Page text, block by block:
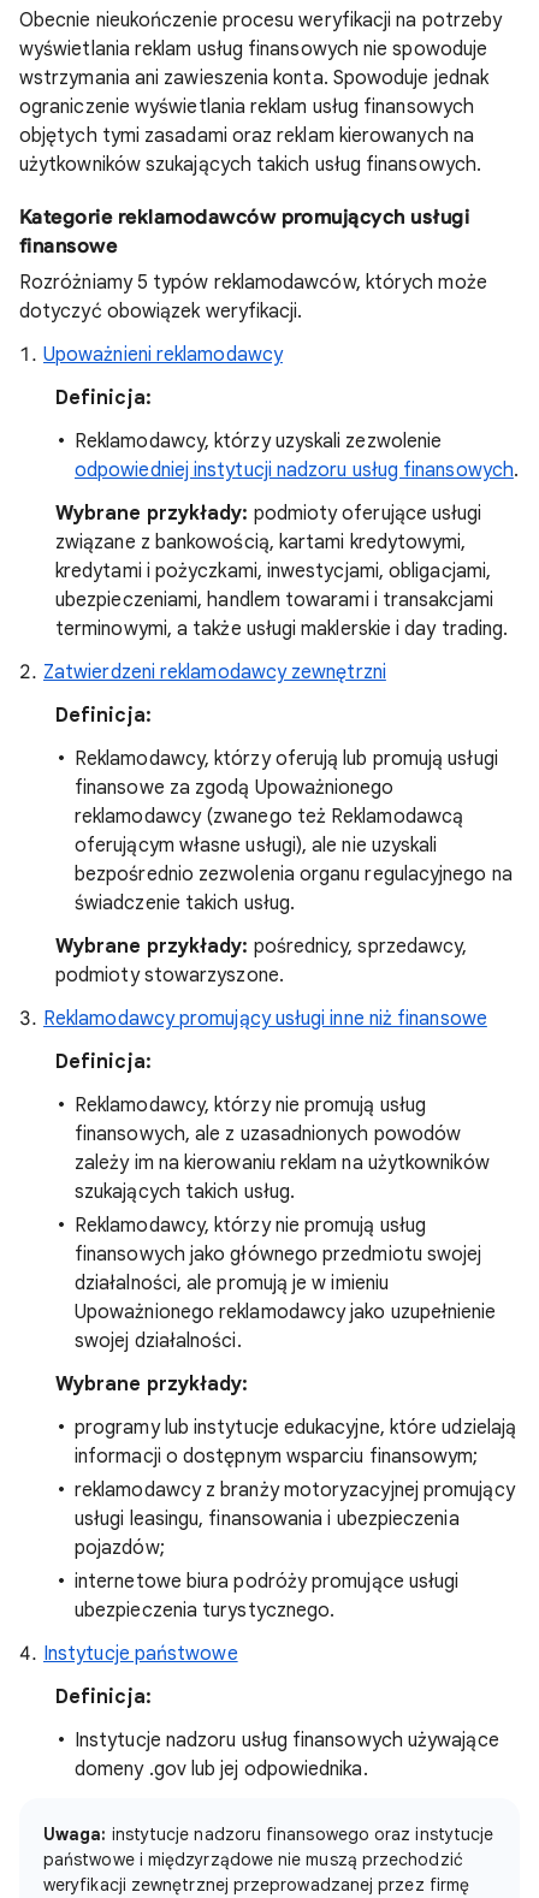
Obecnie nieukończenie procesu weryfikacji na potrzeby
wyświetlania reklam usług finansowych nie spowoduje
wstrzymania ani zawieszenia konta. Spowoduje jednak
ograniczenie wyświetlania reklam usług finansowych
objętych tymi zasadami oraz reklam kierowanych na
użytkowników szukających takich usług finansowych.
Kategorie reklamodawców promujących usługi
finansowe
Rozróżniamy 5 typów reklamodawców, których może
dotyczyć obowiązek weryfikacji.
Upoważnieni reklamodawcy
Definicja:
Reklamodawcy, którzy uzyskali zezwolenie
odpowiedniej instytucji nadzoru usług finansowych.
Wybrane przykłady: podmioty oferujące usługi
związane z bankowością, kartami kredytowymi,
kredytami i pożyczkami, inwestycjami, obligacjami,
ubezpieczeniami, handlem towarami i transakcjami
terminowymi, a także usługi maklerskie i day trading.
Zatwierdzeni reklamodawcy zewnętrzni
Definicja:
Reklamodawcy, którzy oferują lub promują usługi
finansowe za zgodą Upoważnionego
reklamodawcy (zwanego też Reklamodawcą
oferującym własne usługi), ale nie uzyskali
bezpośrednio zezwolenia organu regulacyjnego na
świadczenie takich usług.
Wybrane przykłady: pośrednicy, sprzedawcy,
podmioty stowarzyszone.
Reklamodawcy promujący usługi inne niż finansowe
Definicja:
Reklamodawcy, którzy nie promują usług
finansowych, ale z uzasadnionych powodów
zależy im na kierowaniu reklam na użytkowników
szukających takich usług.
Reklamodawcy, którzy nie promują usług
finansowych jako głównego przedmiotu swojej
działalności, ale promują je w imieniu
Upoważnionego reklamodawcy jako uzupełnienie
swojej działalności.
Wybrane przykłady:
programy lub instytucje edukacyjne, które udzielają
informacji o dostępnym wsparciu finansowym;
reklamodawcy z branży motoryzacyjnej promujący
usługi leasingu, finansowania i ubezpieczenia
pojazdów;
internetowe biura podróży promujące usługi
ubezpieczenia turystycznego.
Instytucje państwowe
Definicja:
Instytucje nadzoru usług finansowych używające
domeny .gov lub jej odpowiednika.
Uwaga: instytucje nadzoru finansowego oraz instytucje
państwowe i międzyrządowe nie muszą przechodzić
weryfikacji zewnętrznej przeprowadzanej przez firmę